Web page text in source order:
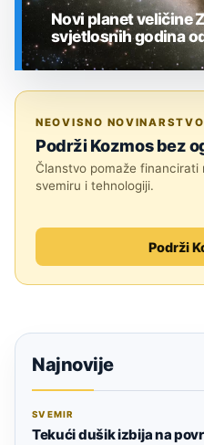
Novi planet veličine
svjetlosnih godina
NEOVISNO NOVINARSTVO
Podrži Kozmos bez
Članstvo pomaže financirati
svemiru i tehnologiji.
Podrži
Najnovije
SVEMIR
Tekući dušik izbija na